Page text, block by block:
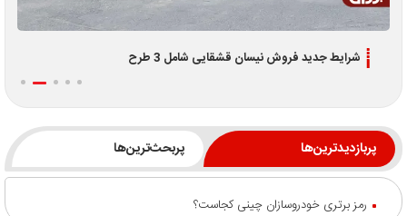
شرایط جدید فروش نیسان قشقایی شامل 3 طرح
پربازدیدترین‌ها پربحث‌ترین‌ها
رمز برتری خودروسازان چینی کجاست؟